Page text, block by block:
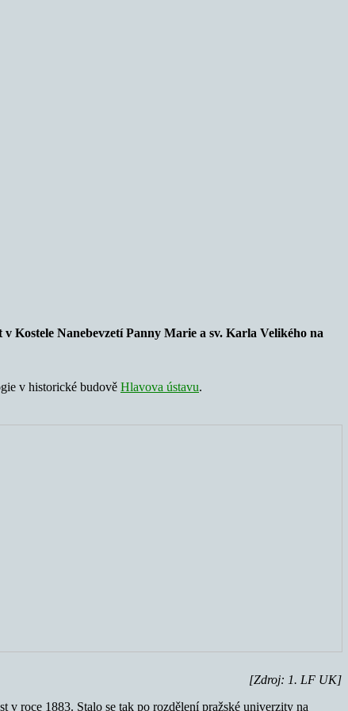
Kostele Nanebevzetí Panny Marie a sv. Karla Velikého na
v historické budově Hlavova ústavu.
[Zdroj: 1. LF UK]
v roce 1883. Stalo se tak po rozdělení pražské univerzity na